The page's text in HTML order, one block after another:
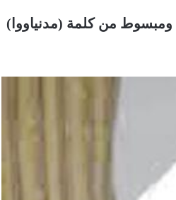
ومبسوط من كلمة (مدنياووا)